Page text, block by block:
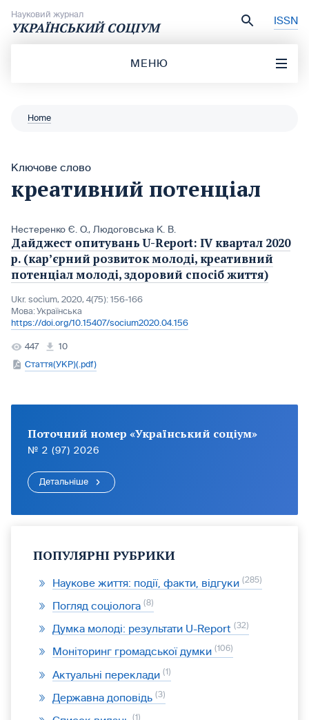
Науковий журнал
УКРАЇНСЬКИЙ СОЦІУМ ISSN
МЕНЮ
Home
Ключове слово
креативний потенціал
Нестеренко Є. О., Людоговська К. В.
Дайджест опитувань U-Report: ІV квартал 2020
р. (кар’єрний розвиток молоді, креативний
потенціал молоді, здоровий спосіб життя)
Ukr. socìum, 2020, 4(75): 156-166
Мова:Українська
https://doi.org/10.15407/socium2020.04.156
447
10
Стаття(УКР)(.pdf)
Поточний номер «Український соціум»
№ 2 (97) 2026
Детальніше
ПОПУЛЯРНІ РУБРИКИ
Наукове життя: події, факти, відгуки 285
Погляд соціолога 8
Думка молоді: результати U-Report 32
Моніторинг громадської думки 106
Актуальні переклади 1
Державна доповідь 3
1